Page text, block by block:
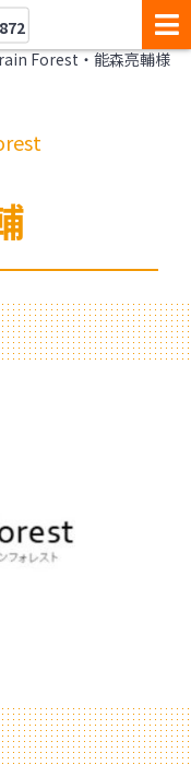
Forest・能森亮輔様